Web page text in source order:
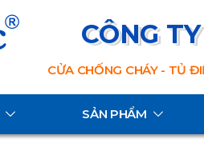
CÔNG
CỬA CHỐNG CHÁY - TỦ
SẢN PHẨM